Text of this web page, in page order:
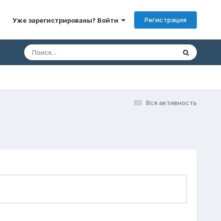
Уже зарегистрированы? Войти Регистрация
Вся активность